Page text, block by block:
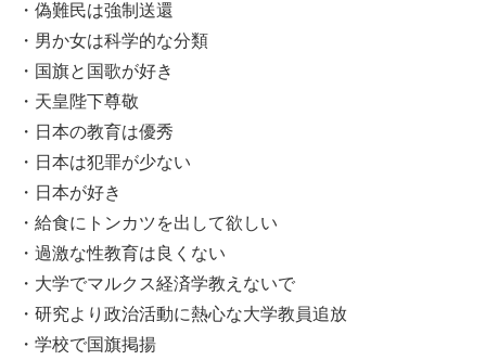
・偽難民は強制送還
・男か女は科学的な分類
・国旗と国歌が好き
・天皇陛下尊敬
・日本の教育は優秀
・日本は犯罪が少ない
・日本が好き
・給食にトンカツを出して欲しい
・過激な性教育は良くない
・大学でマルクス経済学教えないで
・研究より政治活動に熱心な大学教員追放
・学校で国旗掲揚